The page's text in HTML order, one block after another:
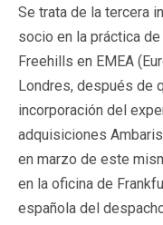
Se trata de la tercera
socio en la práctica
Freehills en EMEA
Londres, después de
incorporación del
adquisiciones
en marzo de este
en la oficina de
española del